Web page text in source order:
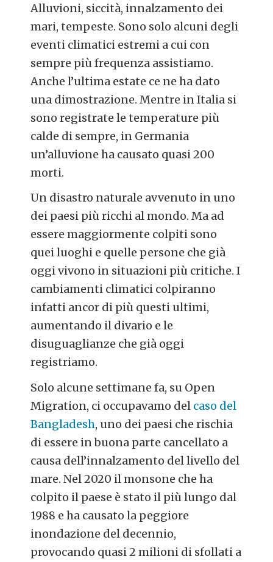
Alluvioni, siccità, innalzamento dei
mari, tempeste. Sono solo alcuni degli
eventi climatici estremi a cui con
sempre più frequenza assistiamo.
Anche l’ultima estate ce ne ha dato
una dimostrazione. Mentre in Italia si
sono registrate le temperature più
calde di sempre, in Germania
un’alluvione ha causato quasi 200
morti.
Un disastro naturale avvenuto in uno
dei paesi più ricchi al mondo. Ma ad
essere maggiormente colpiti sono
quei luoghi e quelle persone che già
oggi vivono in situazioni più critiche. I
cambiamenti climatici colpiranno
infatti ancor di più questi ultimi,
aumentando il divario e le
disuguaglianze che già oggi
registriamo.
Solo alcune settimane fa, su Open
Migration, ci occupavamo del caso del
Bangladesh, uno dei paesi che rischia
di essere in buona parte cancellato a
causa dell’innalzamento del livello del
mare. Nel 2020 il monsone che ha
colpito il paese è stato il più lungo dal
1988 e ha causato la peggiore
inondazione del decennio,
provocando quasi 2 milioni di sfollati a